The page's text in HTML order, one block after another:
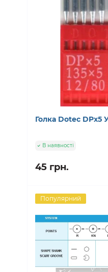
Голка Dotec DPx5
В наявності
45 грн.
Популярний